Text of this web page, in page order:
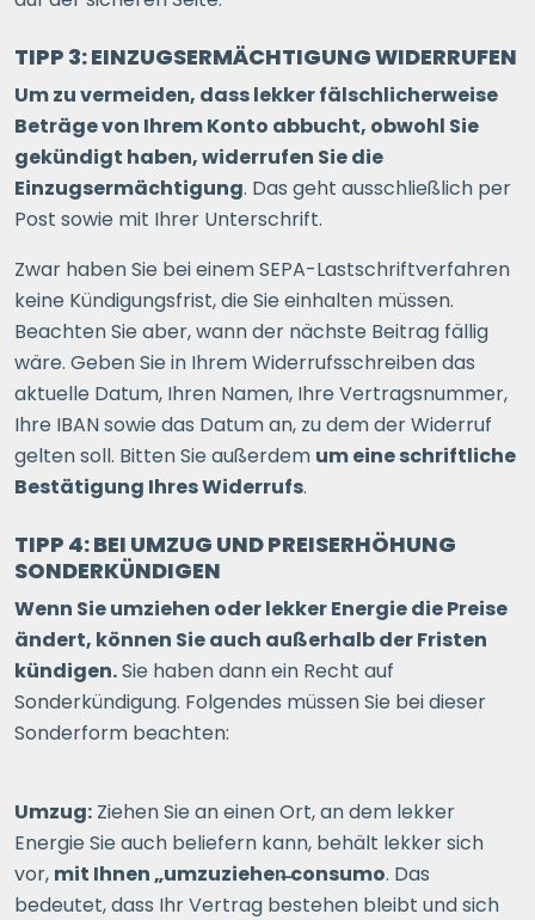
TIPP 3: EINZUGSERMÄCHTIGUNG WIDERRUFEN
Um zu vermeiden, dass lekker fälschlicherweise
Beträge von Ihrem Konto abbucht, obwohl Sie
gekündigt haben, widerrufen Sie die
Einzugsermächtigung. Das geht ausschließlich per
Post sowie mit Ihrer Unterschrift.
Zwar haben Sie bei einem SEPA-Lastschriftverfahren
keine Kündigungsfrist, die Sie einhalten müssen.
Beachten Sie aber, wann der nächste Beitrag fällig
wäre. Geben Sie in Ihrem Widerrufsschreiben das
aktuelle Datum, Ihren Namen, Ihre Vertragsnummer,
Ihre IBAN sowie das Datum an, zu dem der Widerruf
gelten soll. Bitten Sie außerdem um eine schriftliche
Bestätigung Ihres Widerrufs.
TIPP 4: BEI UMZUG UND PREISERHÖHUNG
SONDERKÜNDIGEN
Wenn Sie umziehen oder lekker Energie die Preise
ändert, können Sie auch außerhalb der Fristen
kündigen.Sie haben dann ein Recht auf
Sonderkündigung. Folgendes müssen Sie bei dieser
Sonderform beachten:
Umzug: Ziehen Sie an einen Ort, an dem lekker
Energie Sie auch beliefern kann, behält lekker sich
vor, mit Ihnen „umzuziehen̶ consumo. Das
bedeutet, dass Ihr Vertrag bestehen bleibt und sich